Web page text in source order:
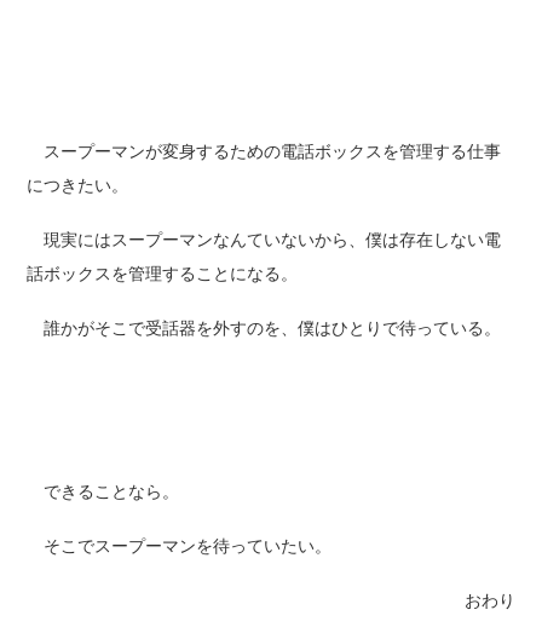
スープーマンが変身するための電話ボックスを管理する仕事
につきたい。
現実にはスープーマンなんていないから、僕は存在しない電
話ボックスを管理することになる。
誰かがそこで受話器を外すのを、僕はひとりで待っている。
できることなら。
そこでスープーマンを待っていたい。
おわり